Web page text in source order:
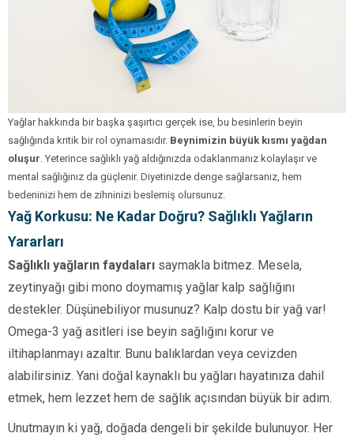
Yağlar hakkında bir başka şaşırtıcı gerçek ise, bu besinlerin beyin
sağlığında kritik bir rol oynamasıdır. Beynimizin büyük kısmı yağdan
oluşur. Yeterince sağlıklı yağ aldığınızda odaklanmanız kolaylaşır ve
mental sağlığınız da güçlenir. Diyetinizde denge sağlarsanız, hem
bedeninizi hem de zihninizi beslemiş olursunuz.
Yağ Korkusu: Ne Kadar Doğru? Sağlıklı Yağların
Yararları
Sağlıklı yağların faydaları saymakla bitmez. Mesela,
zeytinyağı gibi mono doymamış yağlar kalp sağlığını
destekler. Düşünebiliyor musunuz? Kalp dostu bir yağ var!
Omega-3 yağ asitleri ise beyin sağlığını korur ve
iltihaplanmayı azaltır. Bunu balıklardan veya cevizden
alabilirsiniz. Yani doğal kaynaklı bu yağları hayatınıza dahil
etmek, hem lezzet hem de sağlık açısından büyük bir adım.
Unutmayın ki yağ, doğada dengeli bir şekilde bulunuyor. Her